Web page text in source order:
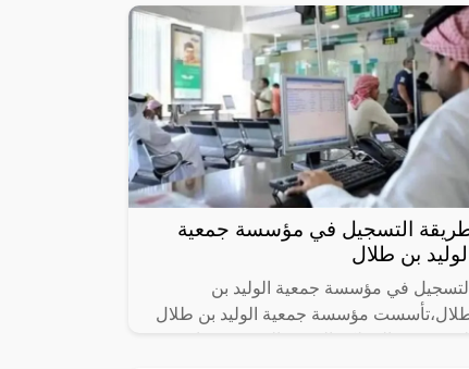
تم تداولها بشكل كبير على مواقع
التسجيل في مؤسسة جمعية
الوليد بن طلال
التسجيل في مؤسسة جمعية الوليد بن
مؤسسة جمعية الوليد بن طلال